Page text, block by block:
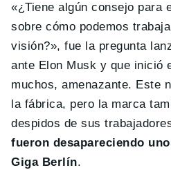
«¿Tiene algún consejo para
sobre cómo podemos
visión?», fue la pregunta
ante Elon Musk y que inició
muchos, amenazante. Este
la fábrica, pero la marca
despidos de sus
fueron desapareciendo
Giga Berlín.